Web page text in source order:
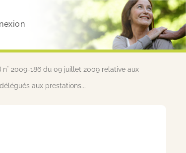
2009-186 du 09 juillet 2009 relative aux
aux prestations...